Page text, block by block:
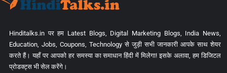
Hinditalks.in पर हम Latest Blogs, Digital Marketing Blogs, India News,
Education, Jobs, Coupons, Technology से जुड़ी सभी जानकारी आपके साथ शेयर
करते हैं। यहाँ पर आपको हर समस्या का समाधान हिंदी में मिलेगा! इसके अलावा, हम डिजिटल
प्रोडक्ट्स भी सेल करेंगे।